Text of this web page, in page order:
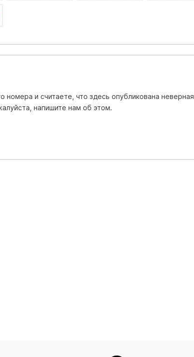
номера и считаете, что здесь опубликована неверная
напишите нам об этом.